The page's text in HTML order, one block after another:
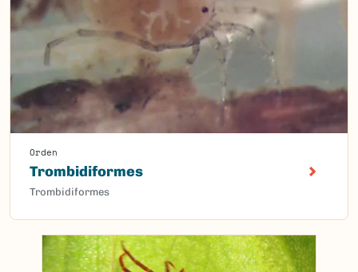
Orden
Trombidiformes
Trombidiformes